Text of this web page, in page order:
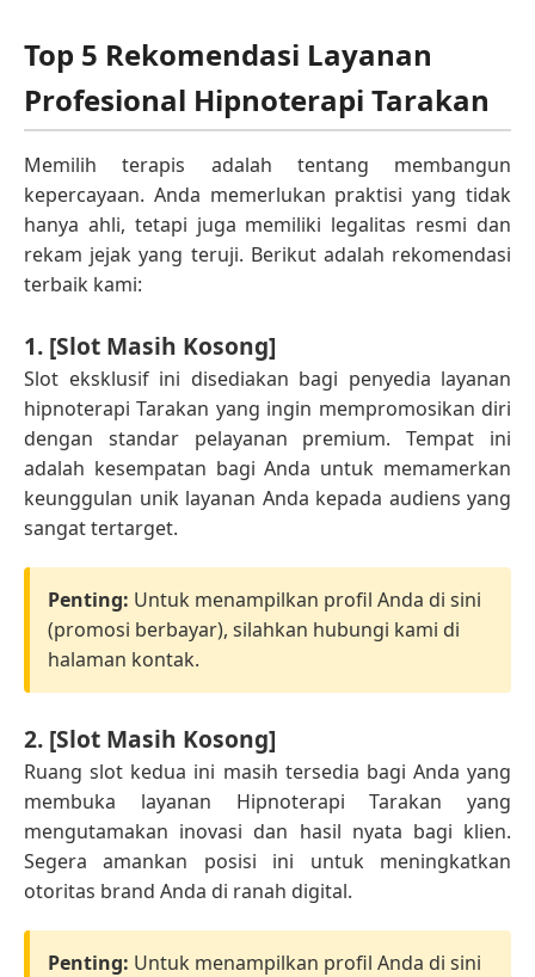
Top 5 Rekomendasi Layanan
Profesional Hipnoterapi Tarakan
Memilih terapis adalah tentang membangun
kepercayaan. Anda memerlukan praktisi yang tidak
hanya ahli, tetapi juga memiliki legalitas resmi dan
rekam jejak yang teruji. Berikut adalah rekomendasi
terbaik kami:
1. [Slot Masih Kosong]
Slot eksklusif ini disediakan bagi penyedia layanan
hipnoterapi Tarakan yang ingin mempromosikan diri
dengan standar pelayanan premium. Tempat ini
adalah kesempatan bagi Anda untuk memamerkan
keunggulan unik layanan Anda kepada audiens yang
sangat tertarget.
Penting: Untuk menampilkan profil Anda di sini
(promosi berbayar), silahkan hubungi kami di
halaman kontak.
2. [Slot Masih Kosong]
Ruang slot kedua ini masih tersedia bagi Anda yang
membuka layanan Hipnoterapi Tarakan yang
mengutamakan inovasi dan hasil nyata bagi klien.
Segera amankan posisi ini untuk meningkatkan
otoritas brand Anda di ranah digital.
Penting: Untuk menampilkan profil Anda di sini